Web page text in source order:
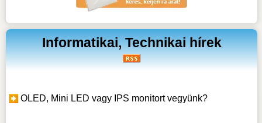
Informatikai, Technikai hírek
OLED, Mini LED vagy IPS monitort vegyünk?